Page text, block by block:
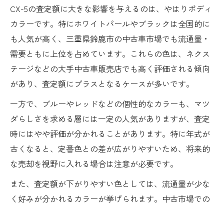
CX-5の査定額に大きな影響を与えるのは、やはりボディ
カラーです。特にホワイトパールやブラックは全国的に
も人気が高く、三重県鈴鹿市の中古車市場でも流通量・
需要ともに上位を占めています。これらの色は、ネクス
テージなどの大手中古車販売店でも高く評価される傾向
があり、査定額にプラスとなるケースが多いです。
一方で、ブルーやレッドなどの個性的なカラーも、マツ
ダらしさを求める層には一定の人気がありますが、査定
時にはやや評価が分かれることがあります。特に年式が
古くなると、定番色との差が広がりやすいため、将来的
な売却を視野に入れる場合は注意が必要です。
また、査定額が下がりやすい色としては、流通量が少な
く好みが分かれるカラーが挙げられます。中古市場での